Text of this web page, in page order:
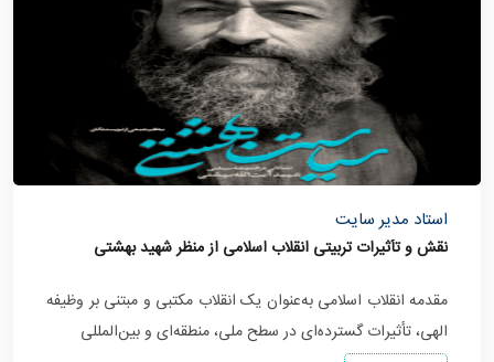
استاد مدیر سایت
نقش و تأثیرات تربیتی انقلاب اسلامی از منظر شهید بهشتی
مقدمه انقلاب اسلامی به‌عنوان یک انقلاب مکتبی و مبتنی بر وظیفه
الهی، تأثیرات گسترده‌ای در سطح ملی، منطقه‌ای و بین‌المللی